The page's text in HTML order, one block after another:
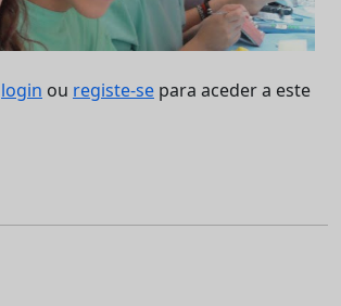
login ou registe-se para aceder a este